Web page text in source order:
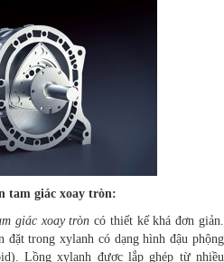
tam giác xoay tròn:
giác xoay tròn có thiết kế khá đơn giản.
trong xylanh có dạng hình đậu phộng
Lồng xylanh được lắp ghép từ nhiều